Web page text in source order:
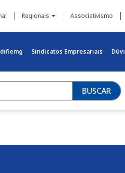
Regionais Associativismo
Sindicatos Empresariais
BUSCAR